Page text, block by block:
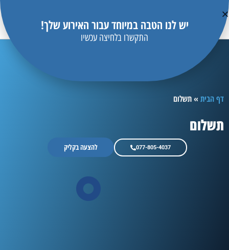
דף הבית »תשלום
תשלום
077-805-4037 להצעה בקליק
יש לנו הטבה במיוחד עבור האירוע שלך!
התקשרו בלחיצה עכשיו